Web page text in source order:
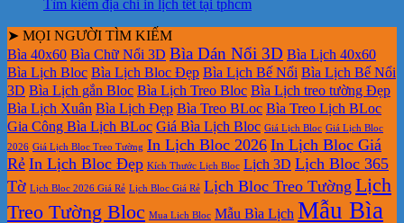
Tìm kiếm địa chỉ in lịch tết tại tphcm
➤ MỌI NGƯỜI TÌM KIẾM
Bìa 40x60 Bìa Chữ Nổi 3D Bìa Dán Nổi 3D Bìa Lịch 40x60
Bìa Lịch Bloc Bìa Lịch Bloc Đẹp Bìa Lịch Bế Nổi Bìa Lịch Bế Nổi
3D Bìa Lịch gắn Bloc Bìa Lịch Treo Bloc Bìa Lịch treo tường Đẹp
Bìa Lịch Xuân Bìa Lịch Đẹp Bìa Treo BLoc Bìa Treo Lịch BLoc
Gia Công Bìa Lịch BLoc Giá Bìa Lịch Bloc Giá Lịch Bloc Giá Lịch Bloc
2026 Giá Lịch Bloc Treo Tường In Lịch Bloc 2026 In Lịch Bloc Giá
Rẻ In Lịch Bloc Đẹp Kích Thước Lịch Bloc Lịch 3D Lịch Bloc 365
Tờ Lịch Bloc 2026 Giá Rẻ Lịch Bloc Giá Rẻ Lịch Bloc Treo Tường Lịch
Treo Tường Bloc Mua Lich Bloc Mẫu Bìa Lịch Mẫu Bìa